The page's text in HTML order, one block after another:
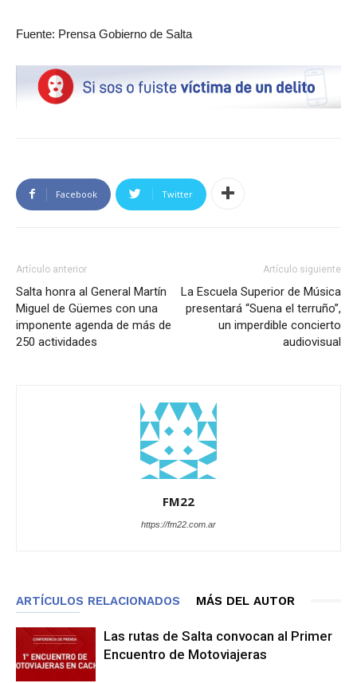
Fuente: Prensa Gobierno de Salta
Facebook Twitter
Artículo anterior
Salta honra al General Martín
Miguel de Güemes con una
imponente agenda de más de
250 actividades
Artículo siguiente
La Escuela Superior de Música
presentará “Suena el terruño”,
un imperdible concierto
audiovisual
FM22
https://fm22.com.ar
ARTÍCULOS RELACIONADOS MÁS DEL AUTOR
Las rutas de Salta convocan al Primer
Encuentro de Motoviajeras